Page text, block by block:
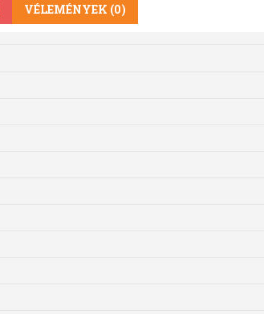
VÉLEMÉNYEK (0)